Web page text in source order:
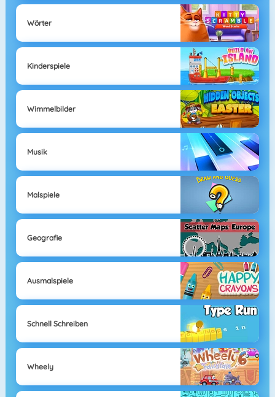
Wörter
Kinderspiele
Wimmelbilder
Musik
Malspiele
Geografie
Ausmalspiele
Schnell Schreiben
Wheely